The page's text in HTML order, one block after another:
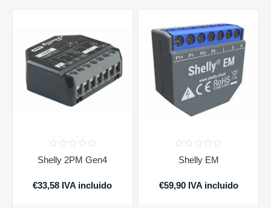
Shelly 2PM Gen4
€33,58 IVA incluido
Shelly EM
€59,90 IVA incluido